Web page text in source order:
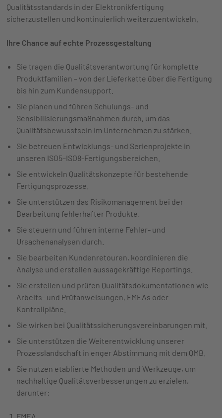
Qualitätsstandards in der Elektronikfertigung
sicherzustellen und kontinuierlich weiterzuentwickeln.
Ihre Chance auf echte Prozessgestaltung
Sie tragen die Qualitätsverantwortung für komplette
Produktfamilien – von der Lieferkette über die Fertigung
bis hin zum Kundensupport.
Sie planen und führen Schulungs- und
Sensibilisierungsmaßnahmen durch, um das
Qualitätsbewusstsein im Unternehmen zu stärken.
Sie betreuen Entwicklungs- und Serienprojekte in
unseren ISO5–ISO8-Fertigungsbereichen.
Sie entwickeln Qualitätskonzepte für bestehende
Fertigungsprozesse.
Sie unterstützen das Risikomanagement bei der
Bearbeitung fehlerhafter Produkte.
Sie steuern und führen interne Fehler- und
Ursachenanalysen durch.
Sie bearbeiten Kundenretouren, koordinieren die
Analyse und erstellen aussagekräftige Reportings.
Sie erstellen und prüfen Qualitätsdokumentationen wie
Arbeits- und Prüfanweisungen, FMEAs oder
Kontrollpläne.
Sie wirken bei Qualitätssicherungsvereinbarungen mit.
Sie unterstützen die Weiterentwicklung unserer
Prozesslandschaft in enger Abstimmung mit dem QMB.
Sie nutzen etablierte Methoden und Werkzeuge, um
nachhaltige Qualitätsverbesserungen zu erzielen,
darunter: